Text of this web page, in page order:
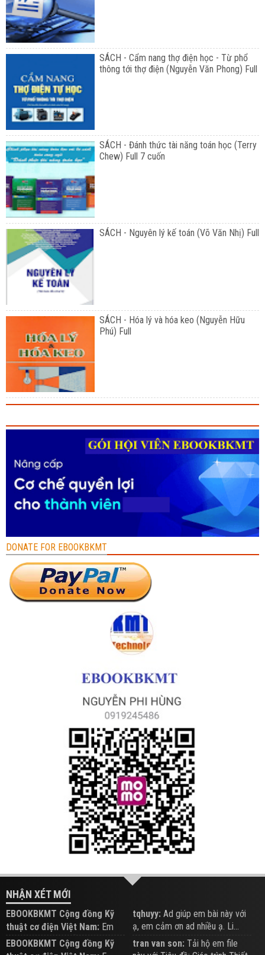
SÁCH - Cẩm nang thợ điện học - Từ phổ
thông tới thợ điện (Nguyễn Văn Phong) Full
SÁCH - Đánh thức tài năng toán học (Terry
Chew) Full 7 cuốn
SÁCH - Nguyên lý kế toán (Võ Văn Nhị) Full
SÁCH - Hóa lý và hóa keo (Nguyễn Hữu
Phú) Full
DONATE FOR EBOOKBKMT
NHẬN XÉT MỚI
EBOOKBKMT Cộng đồng Kỹ
thuật cơ điện Việt Nam: Em
đăng trên Group hỗ trợ nhé
tqhuyy: Ad giúp em bài này với
ạ, em cảm ơn ad nhiều ạ. Li...
EBOOKBKMT Cộng đồng Kỹ
tran van son: Tải hộ em file